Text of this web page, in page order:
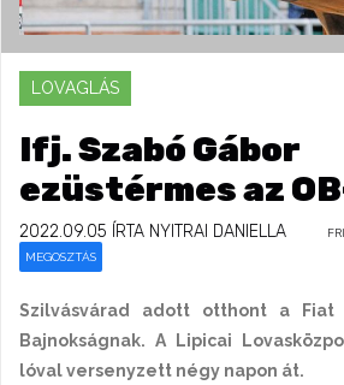
LOVAGLÁS
Ifj. Szabó Gábor
ezüstérmes az
2022.09.05 ÍRTA NYITRAI DANIELLA
MEGOSZTÁS
Szilvásvárad adott otthont a Fiat
Bajnokságnak. A Lipicai
lóval versenyzett négy napon át.